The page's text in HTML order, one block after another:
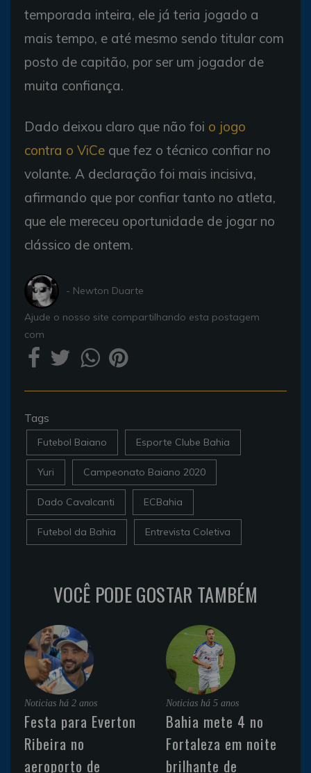
temporada inteira, ele já teria jogado a
mais tempo, e até mesmo sendo titular com
posto de capitão, por ser um jogador de
muita confiança.
Dado deixou claro que não foi o jogo
contra o ViCe que fez o técnico confiar no
volante. A declaração foi mais incisiva,
afirmando que por confiar tanto no atleta,
que ele mereceu oportunidade de jogar no
clássico de ontem.
- Newton Duarte
Ajude o nosso site compartilhando esta postagem
com
Tags
Futebol Baiano Esporte Clube Bahia
Yuri Campeonato Baiano 2020
Dado Cavalcanti ECBahia
Futebol da Bahia Entrevista Coletiva
VOCÊ PODE GOSTAR TAMBÉM
Noticias há 2 anos
Festa para Everton
Ribeira no
aeroporto de
Noticias há 5 anos
Bahia mete 4 no
Fortaleza em noite
brilhante de